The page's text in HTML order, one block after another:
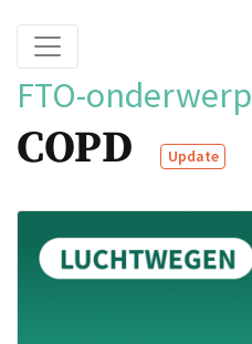
FTO-onderwerp
COPD Update